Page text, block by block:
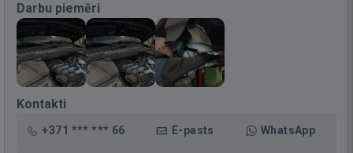
Darbu piemēri
Kontakti
+371 *** *** 66 E-pasts WhatsApp